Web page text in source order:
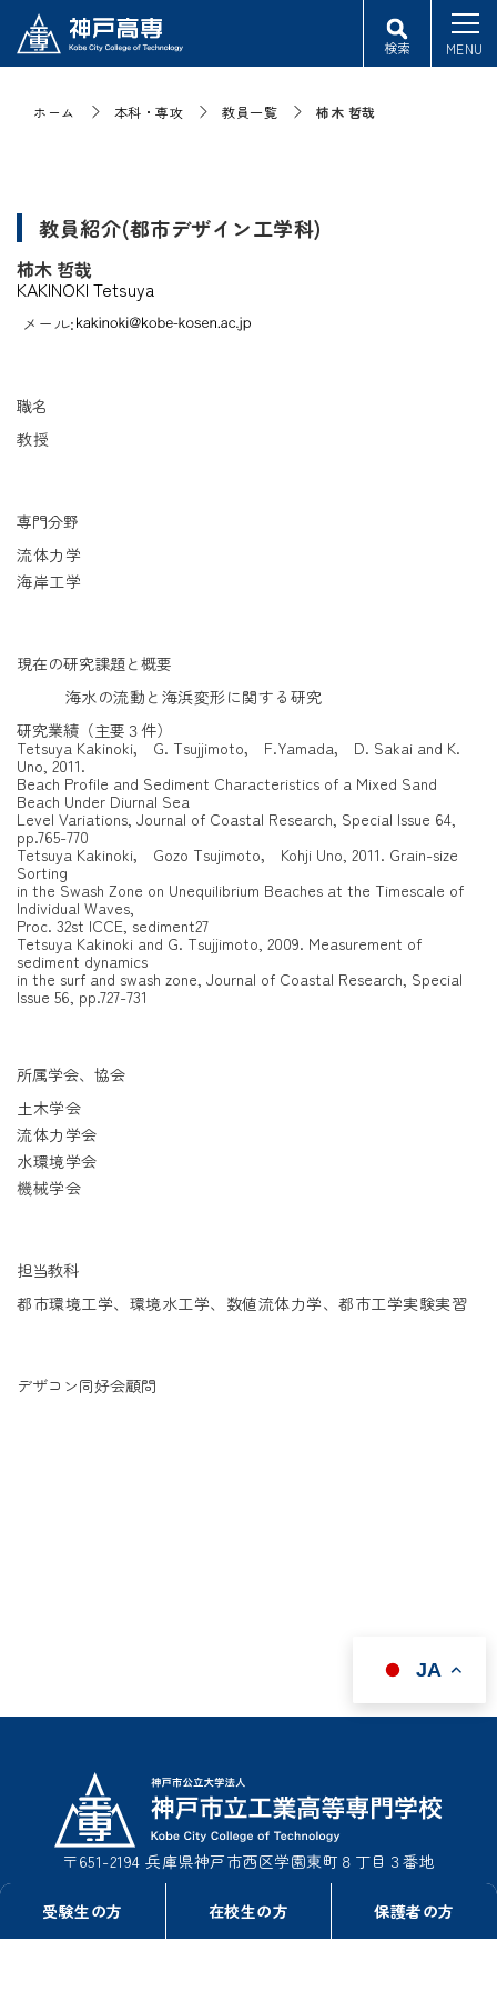
検索 MENU
ホーム 本科・専攻 教員一覧 柿木 哲哉
教員紹介(都市デザイン工学科)
柿木 哲哉
KAKINOKI Tetsuya
メール:
職名
教授
専門分野
流体力学
海岸工学
現在の研究課題と概要
海水の流動と海浜変形に関する研究
研究業績（主要３件）
Tetsuya Kakinoki， G. Tsujjimoto， F.Yamada， D. Sakai and K.
Uno, 2011.
Beach Profile and Sediment Characteristics of a Mixed Sand
Beach Under Diurnal Sea
Level Variations, Journal of Coastal Research, Special Issue 64,
pp.765-770
Tetsuya Kakinoki， Gozo Tsujimoto， Kohji Uno, 2011. Grain-size
Sorting
in the Swash Zone on Unequilibrium Beaches at the Timescale of
Individual Waves,
Proc. 32st ICCE, sediment27
Tetsuya Kakinoki and G. Tsujjimoto, 2009. Measurement of
sediment dynamics
in the surf and swash zone, Journal of Coastal Research, Special
Issue 56, pp.727-731
所属学会、協会
土木学会
流体力学会
水環境学会
機械学会
担当教科
都市環境工学、環境水工学、数値流体力学、都市工学実験実習
デザコン同好会顧問
JA
受験生の方 在校生の方 保護者の方
〒651-2194 兵庫県神戸市西区学園東町８丁目３番地
TEL : 078-795-3311（事務室総務課）